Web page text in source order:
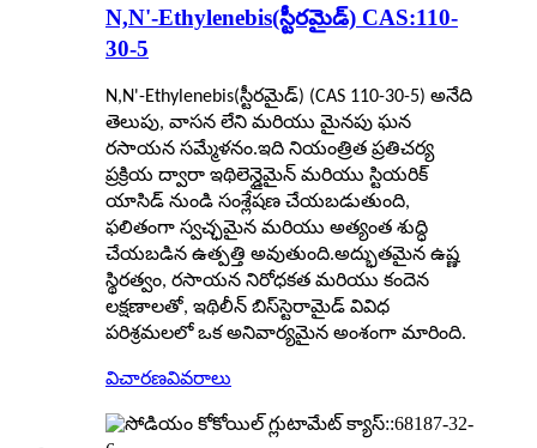
N,N'-Ethylenebis(స్టీరమైడ్) CAS:110-
30-5
N,N'-Ethylenebis(స్టీరమైడ్) (CAS 110-30-5) అనేది
తెలుపు, వాసన లేని మరియు మైనపు ఘన
రసాయన సమ్మేళనం.ఇది నియంత్రిత ప్రతిచర్య
ప్రక్రియ ద్వారా ఇథిలెన్డైమైన్ మరియు స్టియరిక్
యాసిడ్ నుండి సంశ్లేషణ చేయబడుతుంది,
ఫలితంగా స్వచ్ఛమైన మరియు అత్యంత శుద్ధి
చేయబడిన ఉత్పత్తి అవుతుంది.అద్భుతమైన ఉష్ణ
స్థిరత్వం, రసాయన నిరోధకత మరియు కందెన
లక్షణాలతో, ఇథిలీన్ బిస్‌స్టెరామైడ్ వివిధ
పరిశ్రమలలో ఒక అనివార్యమైన అంశంగా మారింది.
విచారణవివరాలు